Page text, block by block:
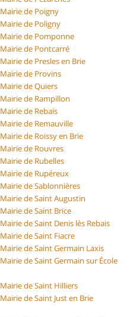
Mairie de Poigny
Mairie de Poligny
Mairie de Pomponne
Mairie de Pontcarré
Mairie de Presles en Brie
Mairie de Provins
Mairie de Quiers
Mairie de Rampillon
Mairie de Rebais
Mairie de Remauville
Mairie de Roissy en Brie
Mairie de Rouvres
Mairie de Rubelles
Mairie de Rupéreux
Mairie de Sablonnières
Mairie de Saint Augustin
Mairie de Saint Brice
Mairie de Saint Denis lès Rebais
Mairie de Saint Fiacre
Mairie de Saint Germain Laxis
Mairie de Saint Germain sur École
Mairie de Saint Hilliers
Mairie de Saint Just en Brie